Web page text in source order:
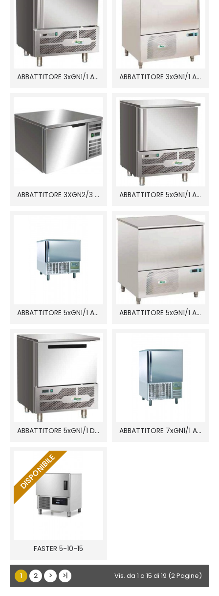
ABBATTITORE 3xGN1/1 AB1203 ABBATTITORE 3xGN1/1 AS1104N
ABBATTITORE 3XGN2/3 T3 ABBATTITORE 5xGN1/1 AB1805
ABBATTITORE 5xGN1/1 ABT5 ABBATTITORE 5xGN1/1 AS1105N
ABBATTITORE 5xGN1/1 D5A ABBATTITORE 7xGN1/1 ABT7
DISPONIBILE
FASTER 5-10-15
1 2 > >| Vis. da 1 a 15 di 19 (2 Pagine)